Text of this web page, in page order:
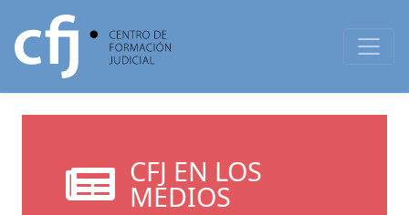
CFJ EN LOS
MEDIOS